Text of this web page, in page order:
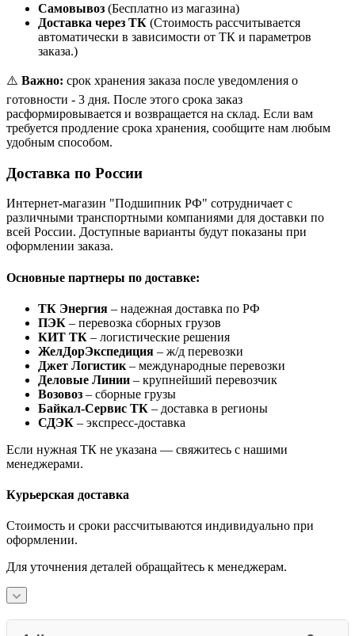
Самовывоз (Бесплатно из магазина)
Доставка через ТК (Стоимость рассчитывается
автоматически в зависимости от ТК и параметров
заказа.)
⚠️ Важно: срок хранения заказа после уведомления о
готовности - 3 дня. После этого срока заказ
расформировывается и возвращается на склад. Если вам
требуется продление срока хранения, сообщите нам любым
удобным способом.
Доставка по России
Интернет-магазин "Подшипник РФ" сотрудничает с
различными транспортными компаниями для доставки по
всей России. Доступные варианты будут показаны при
оформлении заказа.
Основные партнеры по доставке:
ТК Энергия – надежная доставка по РФ
ПЭК – перевозка сборных грузов
КИТ ТК – логистические решения
ЖелДорЭкспедиция – ж/д перевозки
Джет Логистик – международные перевозки
Деловые Линии – крупнейший перевозчик
Возовоз – сборные грузы
Байкал-Сервис ТК – доставка в регионы
СДЭК – экспресс-доставка
Если нужная ТК не указана — свяжитесь с нашими
менеджерами.
Курьерская доставка
Стоимость и сроки рассчитываются индивидуально при
оформлении.
Для уточнения деталей обращайтесь к менеджерам.